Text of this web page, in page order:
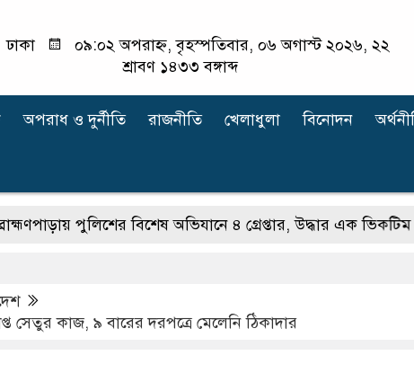
ঢাকা
০৯:০২ অপরাহ্ন, বৃহস্পতিবার, ০৬ অগাস্ট ২০২৬, ২২
শ্রাবণ ১৪৩৩ বঙ্গাব্দ
অপরাধ ‍ও দুর্নীতি রাজনীতি খেলাধুলা বিনোদন
পুলিশের বিশেষ অভিযানে ৪ গ্রেপ্তার, উদ্ধার এক ভিকটিম
সেতুর কাজ, ৯ বারের দরপত্রে মেলেনি ঠিকাদার